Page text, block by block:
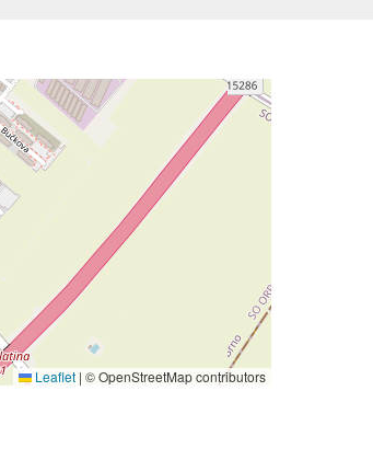
Leaflet | © OpenStreetMap contributors